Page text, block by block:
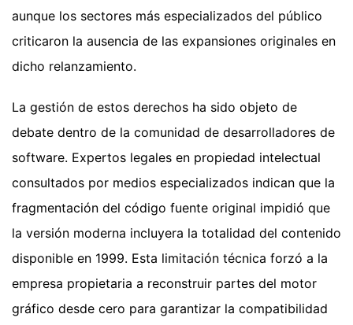
aunque los sectores más especializados del público
criticaron la ausencia de las expansiones originales en
dicho relanzamiento.
La gestión de estos derechos ha sido objeto de
debate dentro de la comunidad de desarrolladores de
software. Expertos legales en propiedad intelectual
consultados por medios especializados indican que la
fragmentación del código fuente original impidió que
la versión moderna incluyera la totalidad del contenido
disponible en 1999. Esta limitación técnica forzó a la
empresa propietaria a reconstruir partes del motor
gráfico desde cero para garantizar la compatibilidad